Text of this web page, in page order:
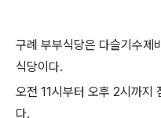
구례 부부식당은 다슬기수제
식당이다.
오전 11시부터 오후 2시까지
다.